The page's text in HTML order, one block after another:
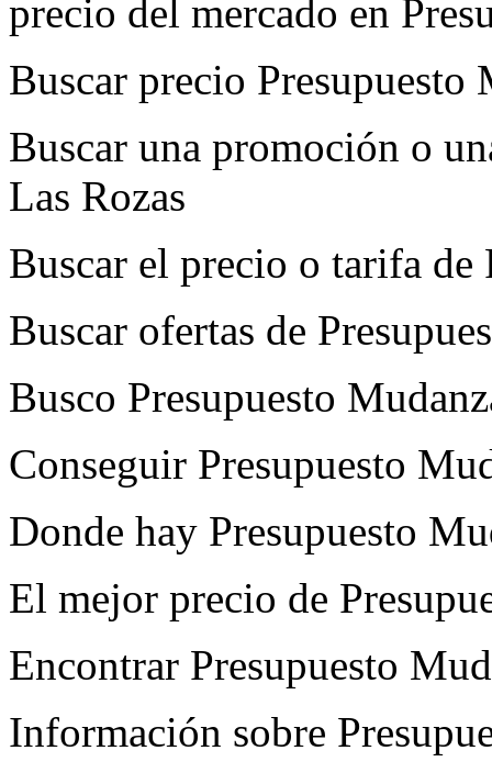
precio del mercado en
Buscar precio Presupuesto
Buscar una promoción o
Las Rozas
Buscar el precio o tarifa de
Buscar ofertas de
Busco Presupuesto
Conseguir Presupuesto
Donde hay Presupuesto
El mejor precio de
Encontrar Presupuesto
Información sobre